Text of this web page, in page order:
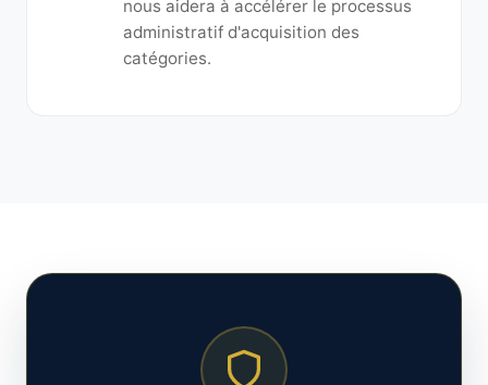
nous aidera à accélérer le processus
administratif d'acquisition des
catégories.